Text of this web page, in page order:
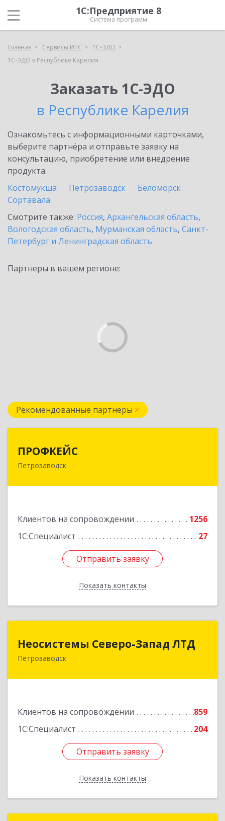
1С:Предприятие 8
Система программ
Главная Сервисы ИТС
1С-ЭДО
1С-ЭДО в Республике Карелия
Заказать 1С-ЭДО
в Республике Карелия
Ознакомьтесь с информационными карточками,
выберите партнёра и отправьте заявку на
консультацию, приобретение или внедрение
продукта.
Костомукша
Петрозаводск
Беломорск
Сортавала
Смотрите также: Россия, Архангельская область,
Вологодская область, Мурманская область, Санкт-
Петербург и Ленинградская область
Партнеры в вашем регионе:
Рекомендованные партнеры
ПРОФКЕЙС
Петрозаводск
Клиентов на сопровождении
1256
1С:Специалист
27
Отправить заявку
Показать контакты
185035, Карелия Респ, Петрозаводск г, Красная
Отправить заявку
Назад
Неосистемы Северо-Запад ЛТД
Петрозаводск
Клиентов на сопровождении
859
1С:Специалист
204
Отправить заявку
Показать контакты
185001, Карелия Респ, Петрозаводск г,
Подробнее
Отправить заявку
Назад